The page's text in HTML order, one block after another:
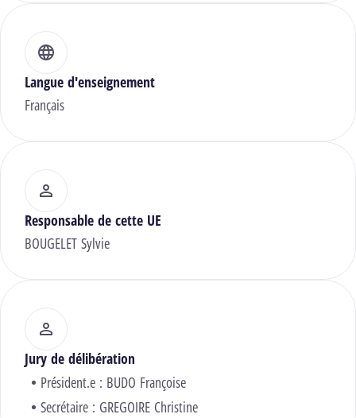
Langue d'enseignement
Français
Responsable de cette UE
BOUGELET Sylvie
Jury de délibération
Président.e : BUDO Françoise
Secrétaire : GREGOIRE Christine